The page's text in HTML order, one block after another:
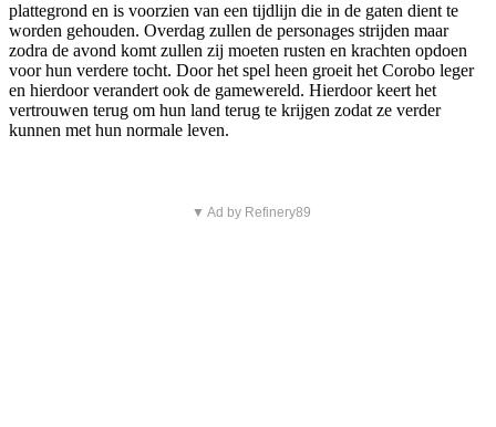
plattegrond en is voorzien van een tijdlijn die in de gaten dient te
worden gehouden. Overdag zullen de personages strijden maar
zodra de avond komt zullen zij moeten rusten en krachten opdoen
voor hun verdere tocht. Door het spel heen groeit het Corobo leger
en hierdoor verandert ook de gamewereld. Hierdoor keert het
vertrouwen terug om hun land terug te krijgen zodat ze verder
kunnen met hun normale leven.
▼ Ad by Refinery89